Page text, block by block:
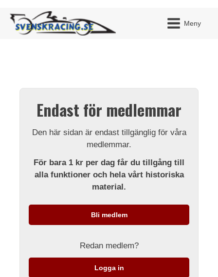
Meny
Endast för medlemmar
Den här sidan är endast tillgänglig för våra
medlemmar.
För bara 1 kr per dag får du tillgång till
alla funktioner och hela vårt historiska
material.
Bli medlem
Redan medlem?
Logga in